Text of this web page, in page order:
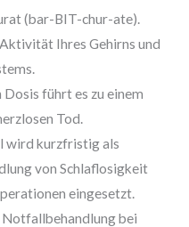
(bar-BIT-chur-ate).
Ihres Gehirns und
führt es zu einem
Tod.
wird kurzfristig als
von Schlaflosigkeit
eingesetzt.
bei